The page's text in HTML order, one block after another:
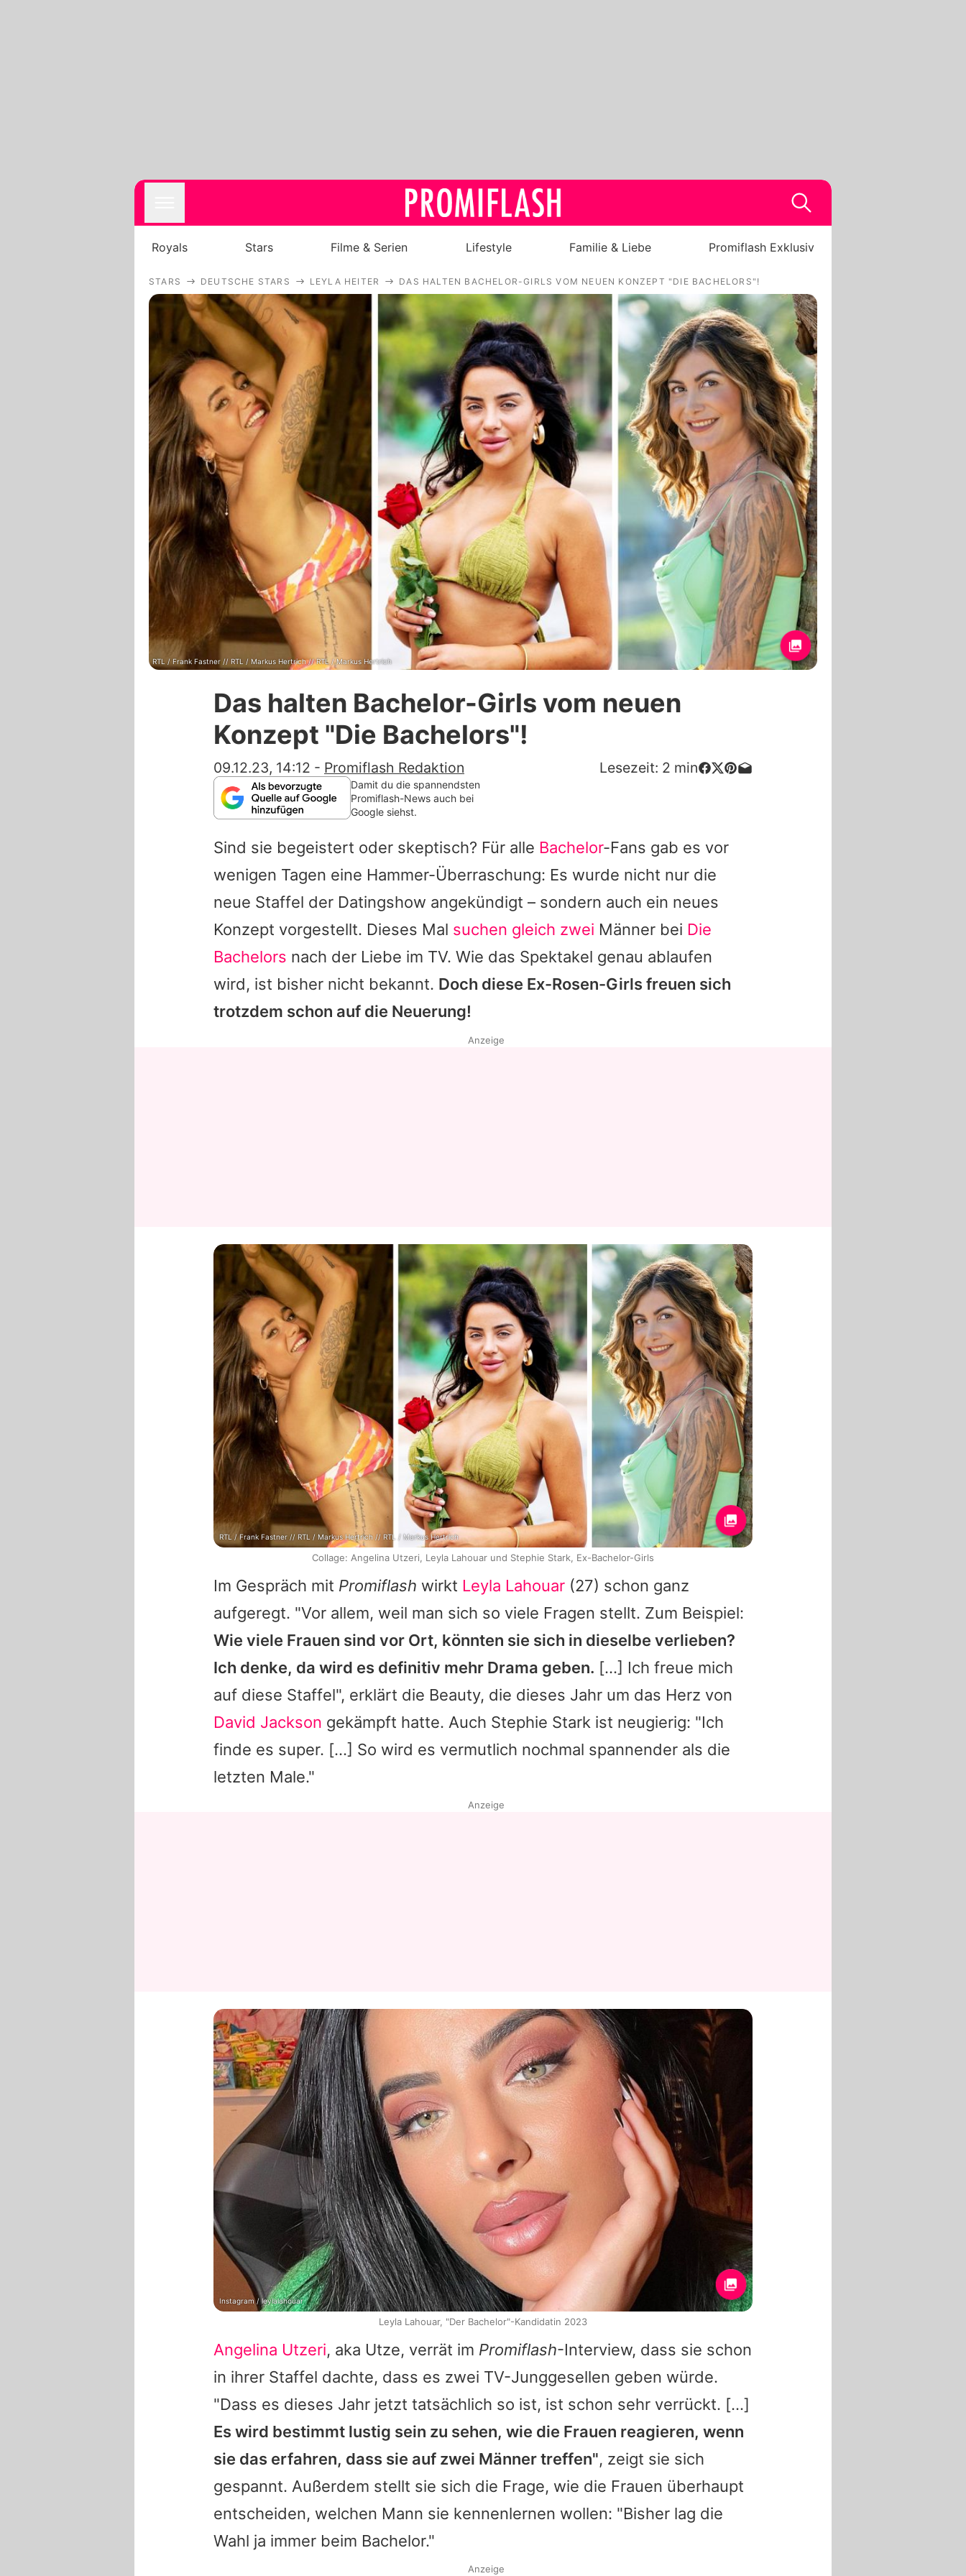
Royals
Stars
Filme & Serien
Lifestyle
Familie & Liebe
Promiflash Exklusiv
Alle Themen auf Promiflash
Jobs
App runterladen
Team
Redaktionelle Richtlinien
Impressum
Datenschutzerklärung
Nutzungsbedingungen
Utiq verwalten
Royals Stars Filme & Serien Lifestyle Familie & Liebe Promiflash Exklusiv
STARS DEUTSCHE STARS LEYLA HEITER DAS HALTEN BACHELOR-GIRLS VOM NEUEN KONZEPT "DIE BACHELORS"!
RTL / Frank Fastner // RTL / Markus Hertrich // RTL / Markus Hertrich
Das halten Bachelor-Girls vom neuen
Konzept "Die Bachelors"!
09.12.23, 14:12 - Promiflash Redaktion Lesezeit: 2 min
Damit du die spannendsten
Promiflash-News auch bei
Google siehst.
Sind sie begeistert oder skeptisch? Für alle Bachelor-Fans gab es vor
wenigen Tagen eine Hammer-Überraschung: Es wurde nicht nur die
neue Staffel der Datingshow angekündigt – sondern auch ein neues
Konzept vorgestellt. Dieses Mal suchen gleich zwei Männer bei Die
Bachelors nach der Liebe im TV. Wie das Spektakel genau ablaufen
wird, ist bisher nicht bekannt. Doch diese Ex-Rosen-Girls freuen sich
trotzdem schon auf die Neuerung!
Im Gespräch mit Promiflash wirkt Leyla Lahouar (27) schon ganz
aufgeregt. "Vor allem, weil man sich so viele Fragen stellt. Zum Beispiel:
Wie viele Frauen sind vor Ort, könnten sie sich in dieselbe verlieben?
Ich denke, da wird es definitiv mehr Drama geben. [...] Ich freue mich
auf diese Staffel", erklärt die Beauty, die dieses Jahr um das Herz von
David Jackson gekämpft hatte. Auch Stephie Stark ist neugierig: "Ich
finde es super. [...] So wird es vermutlich nochmal spannender als die
letzten Male."
Angelina Utzeri, aka Utze, verrät im Promiflash-Interview, dass sie schon
in ihrer Staffel dachte, dass es zwei TV-Junggesellen geben würde.
"Dass es dieses Jahr jetzt tatsächlich so ist, ist schon sehr verrückt. [...]
Es wird bestimmt lustig sein zu sehen, wie die Frauen reagieren, wenn
sie das erfahren, dass sie auf zwei Männer treffen", zeigt sie sich
gespannt. Außerdem stellt sie sich die Frage, wie die Frauen überhaupt
entscheiden, welchen Mann sie kennenlernen wollen: "Bisher lag die
Wahl ja immer beim Bachelor."
Anzeige
RTL / Frank Fastner // RTL / Markus Hertrich // RTL / Markus Hertrich
Collage: Angelina Utzeri, Leyla Lahouar und Stephie Stark, Ex-Bachelor-Girls
Anzeige
Instagram / leylalahouar
Leyla Lahouar, "Der Bachelor"-Kandidatin 2023
Anzeige